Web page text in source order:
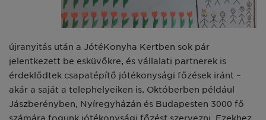
újranyitás után a JótéKonyha Kertben sok pár
jelentkezett be esküvőkre, és vállalati partnerek is
érdeklődtek csapatépítő jótékonysági főzések iránt –
akár a saját a telephelyeiken is. Októberben például
Jászberényben, Nyíregyházán és Budapesten 3000 fő